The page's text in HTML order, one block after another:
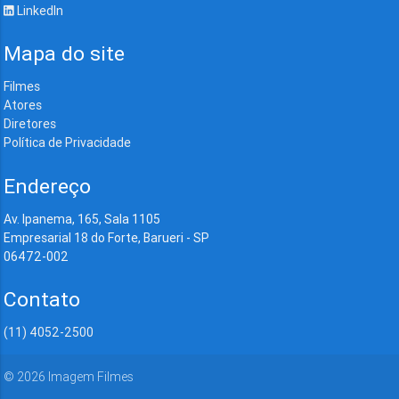
LinkedIn
Mapa do site
Filmes
Atores
Diretores
Política de Privacidade
Endereço
Av. Ipanema, 165, Sala 1105
Empresarial 18 do Forte, Barueri - SP
06472-002
Contato
(11) 4052-2500
© 2026 Imagem Filmes